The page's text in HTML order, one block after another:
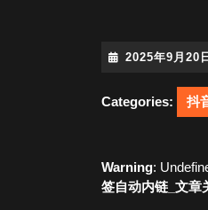
2025年9月20日
Categories: 抖
Warning:
签自动内链_文